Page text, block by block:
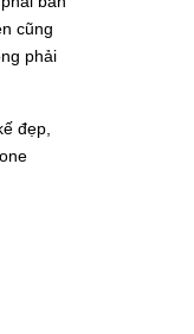
cũng
phải
đẹp,